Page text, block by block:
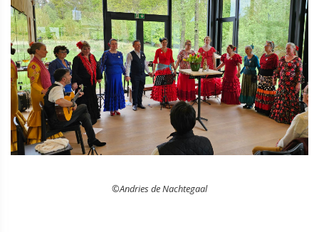
©Andries de Nachtegaal